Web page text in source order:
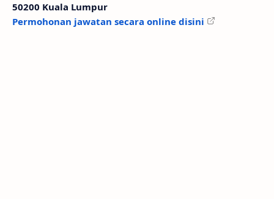
50200 Kuala Lumpur
Permohonan jawatan secara online disini